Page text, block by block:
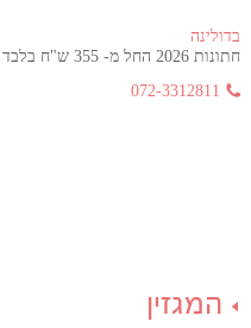
בדולינה
חתונות 2026 החל מ- 355 ש"ח בלבד!
072-3312811
המגזין